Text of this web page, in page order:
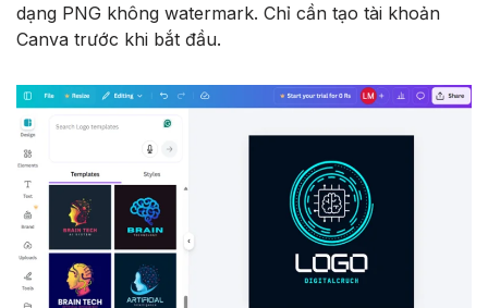
dạng PNG không watermark. Chỉ cần tạo tài khoản
Canva trước khi bắt đầu.